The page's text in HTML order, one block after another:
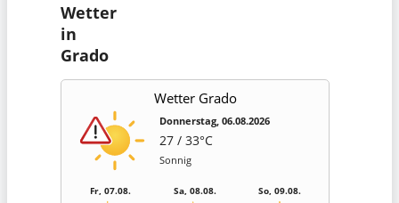
Wetter
in
Grado
Wetter Grado
Donnerstag, 06.08.2026
27 / 33°C
Sonnig
Fr, 07.08. Sa, 08.08. So, 09.08.